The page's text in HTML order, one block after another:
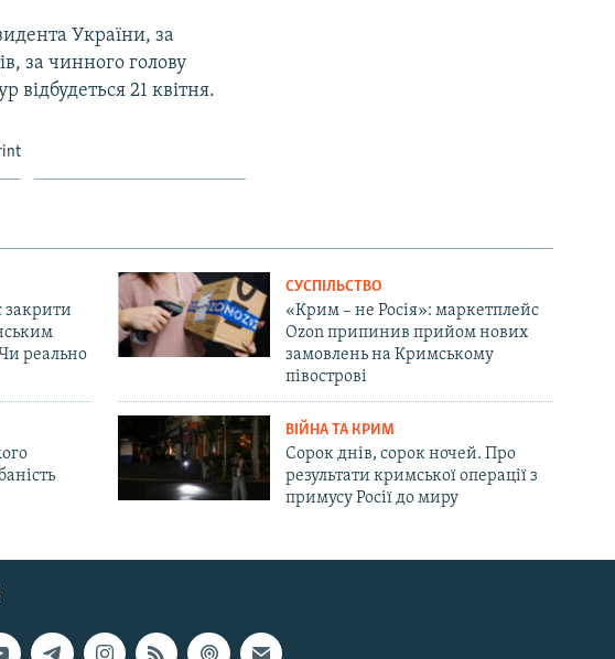
України, за
за чинного голову
21 квітня.
закрити
реально
СУСПІЛЬСТВО
«Крим – не Росія»: маркетплейс
Ozon припинив прийом нових
замовлень на Кримському
півострові
ВІЙНА ТА КРИМ
Сорок днів, сорок ночей. Про
результати кримської операції з
примусу Росії до миру